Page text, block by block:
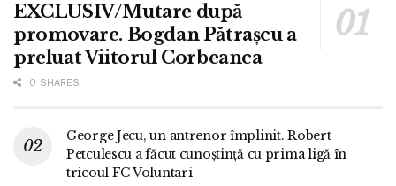
EXCLUSIV/Mutare după
promovare. Bogdan Pătrașcu a
preluat Viitorul Corbeanca
0 SHARES
George Jecu, un antrenor împlinit. Robert
Petculescu a făcut cunoștință cu prima ligă în
tricoul FC Voluntari